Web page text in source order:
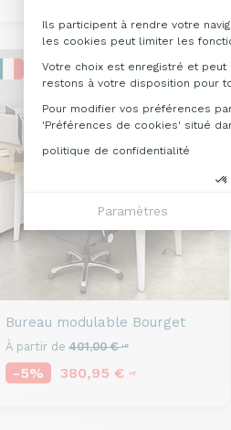
Ils participent à rendre votre
les cookies peut limiter les
Votre choix est enregistré et
restons à votre disposition pour
Pour modifier vos préférences
'Préférences de cookies' situé
politique de confidentialité
Paramètres
PROMO
Bureau modulable Bourget
À partir de 401,00 €HT
-5% 380,95 € HT